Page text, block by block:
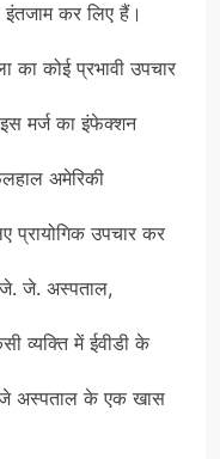
कर लिए हैं।
का कोई प्रभावी उपचार
मर्ज का इंफेक्शन
अमेरिकी
प्रायोगिक उपचार कर
जे. अस्पताल,
व्यक्ति में ईवीडी के
जे अस्पताल के एक खास